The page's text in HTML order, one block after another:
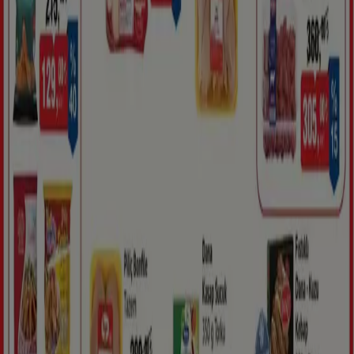
BİM
07-10 Ağustos.
Bugün son gün
Daha fazla göster